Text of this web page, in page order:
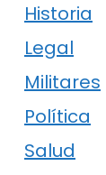
Historia
Legal
Militares
Política
Salud